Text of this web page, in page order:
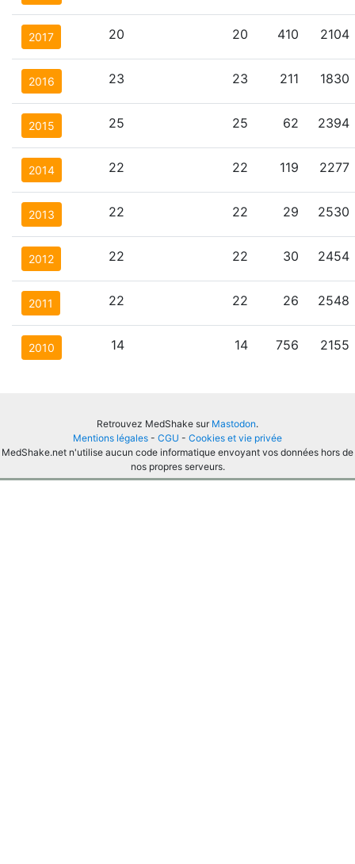
2017 20 20 410 2104
2016 23 23 211 1830
2015 25 25 62 2394
2014 22 22 119 2277
2013 22 22 29 2530
2012 22 22 30 2454
2011 22 22 26 2548
2010 14 14 756 2155
Retrouvez MedShake sur Mastodon.
Mentions légales - CGU - Cookies et vie privée
MedShake.net n'utilise aucun code informatique envoyant vos données hors de
nos propres serveurs.